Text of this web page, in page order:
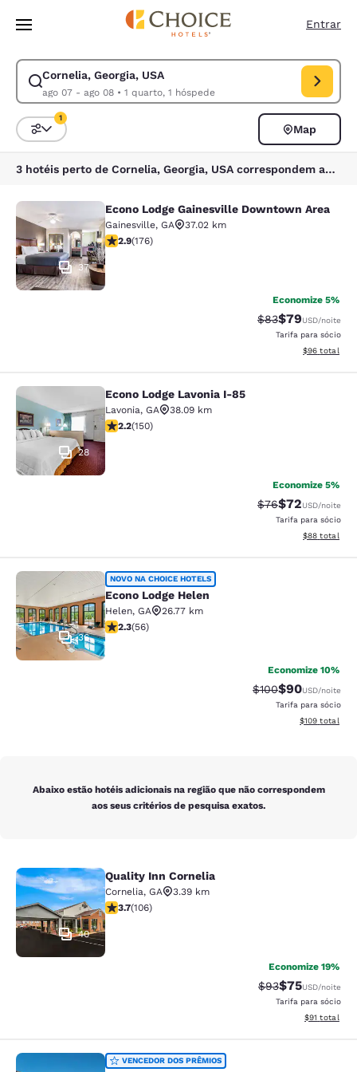
Pular Para Conteúdo Principal
Entrar
Cornelia, Georgia, USA
ago 07 - ago 08• 1 quarto, 1 hóspede
Modificar pesquisa para Cornelia, Georgia, USA. Data de check-in ago
Classificar e filtrar
1
Map
3 hotéis perto de Cornelia, Georgia, USA correspondem aos seus filtros
Econo Lodge Gainesville Downtown
37
Econo Lodge Gainesville Downtown Area
Gainesville, GA
37.02 km
classificação 2.86 estrelas. Razoável. 176 avaliações
2.9(176)
Economize 5%
Tarifa anterior
$83Tarifa com
$79USD/noite
Tarifa para sócio
Exibir
$96 total
Econo Lodge Lavonia I-85
28
Econo Lodge Lavonia I-85
Lavonia, GA
38.09 km
classificação 2.21 estrelas. Razoável. 150 avaliações
2.2(150)
Economize 5%
Tarifa anterior
$76Tarifa com
$72USD/noite
Tarifa para sócio
Exibir
$88 total
Econo Lodge Helen
36
NOVO NA CHOICE HOTELS
Econo Lodge Helen
Helen, GA
26.77 km
classificação 2.34 estrelas. Razoável. 56 avaliações
2.3(56)
Economize 10%
Tarifa anterior
$100Tarifa com
$90USD/noite
Tarifa para sócio
Exibir
$109 total
Abaixo estão hotéis adicionais na região que não correspondem
aos seus critérios de pesquisa exatos.
Quality Inn Cornelia
40
Quality Inn Cornelia
Cornelia, GA
3.39 km
classificação 3.69 estrelas. Bom. 106 avaliações
3.7(106)
Economize 19%
Tarifa anterior
$93Tarifa com
$75USD/noite
Tarifa para sócio
Exibir
$91 total
Quality Inn Commerce at I-85
VENCEDOR DOS PRÊMIOS